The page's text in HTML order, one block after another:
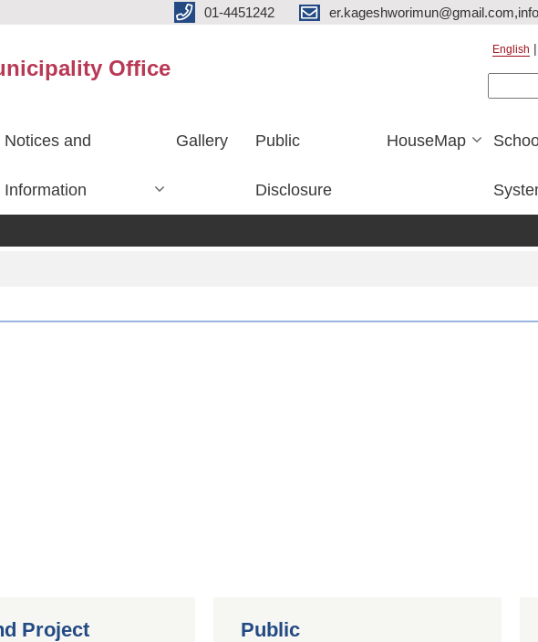
01-4451242
Office
English
Notices and
Information
Gallery Public
Disclosure
HouseMap
Project
Public